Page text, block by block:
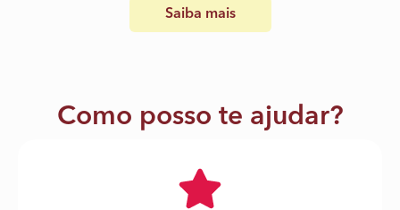
Saiba mais
Como posso te ajudar?